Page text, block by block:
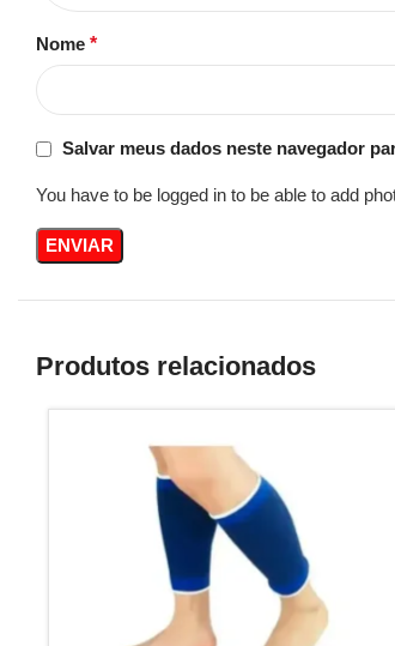
Nome *
Salvar meus dados neste navegador
You have to be logged in to be able to add
Produtos relacionados